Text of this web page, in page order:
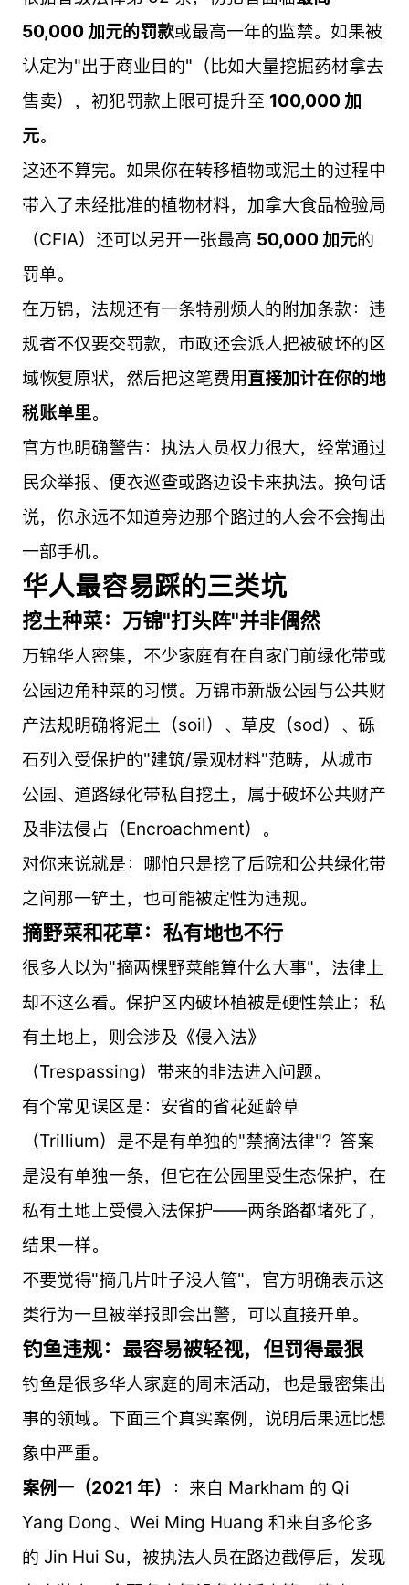
50,000 加元的罚款或最高一年的监禁。如果被
认定为"出于商业目的"（比如大量挖掘药材拿去
售卖），初犯罚款上限可提升至 100,000 加
元。
这还不算完。如果你在转移植物或泥土的过程中
带入了未经批准的植物材料，加拿大食品检验局
（CFIA）还可以另开一张最高 50,000 加元的
罚单。
在万锦，法规还有一条特别烦人的附加条款：违
规者不仅要交罚款，市政还会派人把被破坏的区
域恢复原状，然后把这笔费用直接加计在你的地
税账单里。
官方也明确警告：执法人员权力很大，经常通过
民众举报、便衣巡查或路边设卡来执法。换句话
说，你永远不知道旁边那个路过的人会不会掏出
一部手机。
华人最容易踩的三类坑
挖土种菜：万锦"打头阵"并非偶然
万锦华人密集，不少家庭有在自家门前绿化带或
公园边角种菜的习惯。万锦市新版公园与公共财
产法规明确将泥土（soil）、草皮（sod）、砾
石列入受保护的"建筑/景观材料"范畴，从城市
公园、道路绿化带私自挖土，属于破坏公共财产
及非法侵占（Encroachment）。
对你来说就是：哪怕只是挖了后院和公共绿化带
之间那一铲土，也可能被定性为违规。
摘野菜和花草：私有地也不行
很多人以为"摘两棵野菜能算什么大事"，法律上
却不这么看。保护区内破坏植被是硬性禁止；私
有土地上，则会涉及《侵入法》
（Trespassing）带来的非法进入问题。
有个常见误区是：安省的省花延龄草
（Trillium）是不是有单独的"禁摘法律"？答案
是没有单独一条，但它在公园里受生态保护，在
私有土地上受侵入法保护——两条路都堵死了，
结果一样。
不要觉得"摘几片叶子没人管"，官方明确表示这
类行为一旦被举报即会出警，可以直接开单。
钓鱼违规：最容易被轻视，但罚得最狠
钓鱼是很多华人家庭的周末活动，也是最密集出
事的领域。下面三个真实案例，说明后果远比想
象中严重。
案例一（2021 年）
：来自 Markham 的 Qi
Yang Dong、Wei Ming Huang 和来自多伦多
的 Jin Hui Su，被执法人员在路边截停后，发现